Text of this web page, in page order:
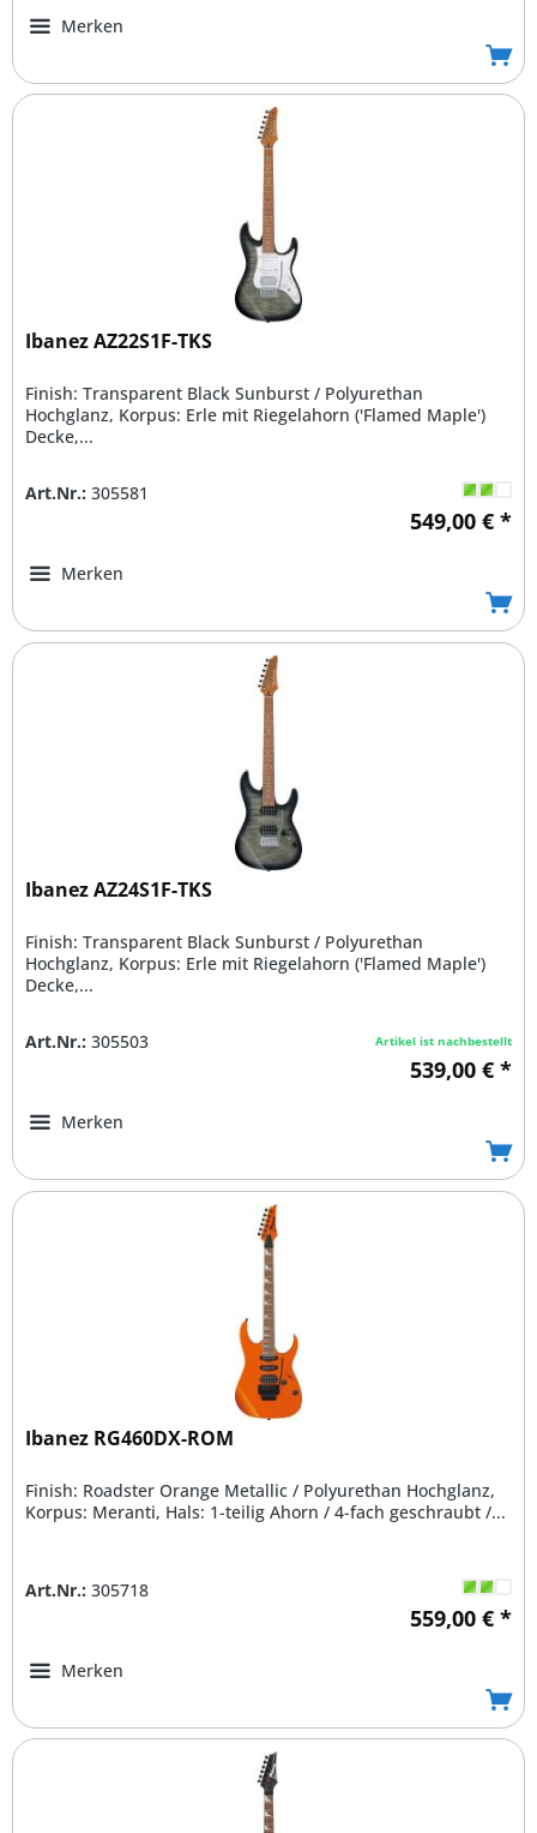
Merken
Ibanez AZ22S1F-TKS
Finish: Transparent Black Sunburst / Polyurethan
Hochglanz, Korpus: Erle mit Riegelahorn ('Flamed Maple')
Decke,...
Art.Nr.: 305581
549,00 € *
Merken
Ibanez AZ24S1F-TKS
Finish: Transparent Black Sunburst / Polyurethan
Hochglanz, Korpus: Erle mit Riegelahorn ('Flamed Maple')
Decke,...
Art.Nr.: 305503 Artikel ist nachbestellt
539,00 € *
Merken
Ibanez RG460DX-ROM
Finish: Roadster Orange Metallic / Polyurethan Hochglanz,
Korpus: Meranti, Hals: 1-teilig Ahorn / 4-fach geschraubt /...
Art.Nr.: 305718
559,00 € *
Merken